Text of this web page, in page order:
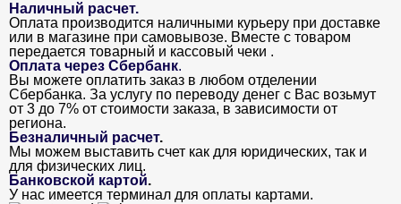
Наличный расчет.
Оплата производится наличными курьеру при доставке
или в магазине при самовывозе. Вместе с товаром
передается товарный и кассовый чеки .
Оплата через Сбербанк.
Вы можете оплатить заказ в любом отделении
Сбербанка. За услугу по переводу денег с Вас возьмут
от 3 до 7% от стоимости заказа, в зависимости от
региона.
Безналичный расчет.
Мы можем выставить счет как для юридических, так и
для физических лиц.
Банковской картой.
У нас имеется терминал для оплаты картами.